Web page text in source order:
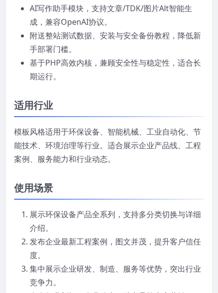
AI写作助手模块，支持文章/TDK/图片Alt智能生
成，兼容OpenAI协议。
附送整站测试数据、安装与安全备份教程，降低新
手部署门槛。
基于PHP高效内核，兼顾安全性与稳定性，适合长
期运行。
适用行业
模板风格适用于环保设备、智能机械、工业自动化、节
能技术、环境治理等行业。适合展示企业产品线、工程
案例、服务能力和行业动态。
使用场景
展示环保设备产品全系列，支持多分类切换与详细
介绍。
发布企业最新工程案例，图文并茂，提升客户信任
度。
集中展示企业研发、制造、服务等优势，突出行业
竞争力。